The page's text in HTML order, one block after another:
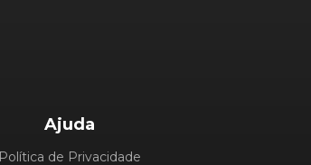
Ajuda
Política de Privacidade